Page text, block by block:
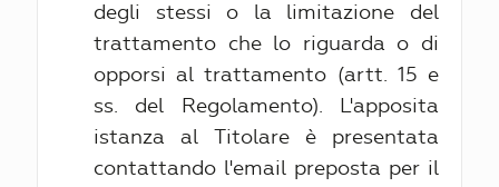
degli stessi o la limitazione del
trattamento che lo riguarda o di
opporsi al trattamento (artt. 15 e
ss. del Regolamento). L'apposita
istanza al Titolare è presentata
contattando l'email preposta per il